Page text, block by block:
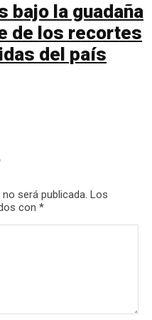
bajo la guadaña
de los recortes
del país
será publicada. Los
con *